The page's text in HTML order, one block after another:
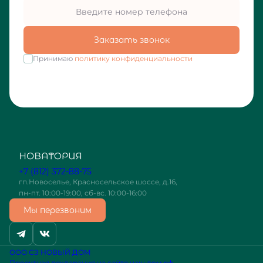
Заказать звонок
Принимаю политику конфиденциальности
+7 (812) 372-88-75
гп.Новоселье, Красносельское шоссе, д.16,
пн-пт. 10:00-19:00, сб-вс. 10:00-16:00
Мы перезвоним
ООО СЗ НОВЫЙ ДОМ